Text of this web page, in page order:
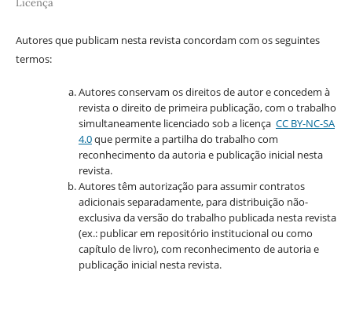
Autores que publicam nesta revista concordam com os seguintes
termos:
Autores conservam os direitos de autor e concedem à
revista o direito de primeira publicação, com o trabalho
simultaneamente licenciado sob a licença CC BY-NC-SA
4.0que permite a partilha do trabalho com
reconhecimento da autoria e publicação inicial nesta
revista.
Autores têm autorização para assumir contratos
adicionais separadamente, para distribuição não-
exclusiva da versão do trabalho publicada nesta revista
(ex.: publicar em repositório institucional ou como
capítulo de livro), com reconhecimento de autoria e
publicação inicial nesta revista.